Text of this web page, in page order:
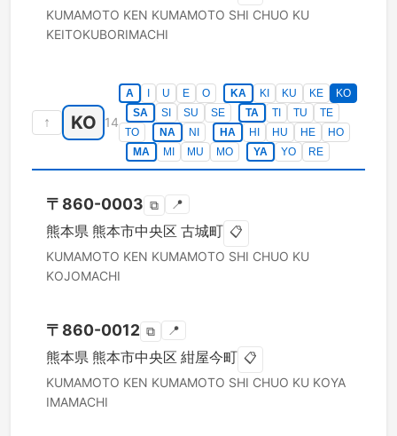
KUMAMOTO KEN KUMAMOTO SHI CHUO KU
KEITOKUBORIMACHI
↑ KO 14
A U E O KA KI KU KE
KO
SA
SI SU SE TA TI TU
TE
TO
NA NI HA HI HU HE
HO
MA
MI MU MO YA YO RE
〒 860-0003 ⧉ 📍
熊本県 熊本市中央区 古城町 📋
KUMAMOTO KEN KUMAMOTO SHI CHUO KU
KOJOMACHI
〒 860-0012 ⧉ 📍
熊本県 熊本市中央区 紺屋今町 📋
KUMAMOTO KEN KUMAMOTO SHI CHUO KU KOYA
IMAMACHI